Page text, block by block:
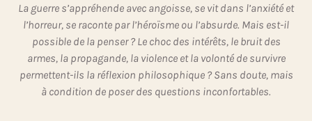
La guerre s’appréhende avec angoisse, se vit dans l’anxiété et
l’horreur, se raconte par l’héroïsme ou l’absurde. Mais est-il
possible de la penser ? Le choc des intérêts, le bruit des
armes, la propagande, la violence et la volonté de survivre
permettent-ils la réflexion philosophique ? Sans doute, mais
à condition de poser des questions inconfortables.